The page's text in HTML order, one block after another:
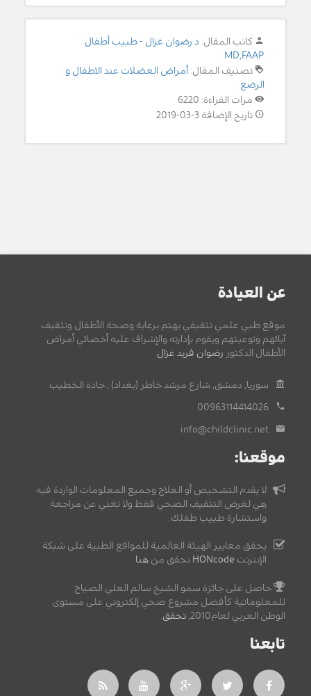
كاتب المقال: د.رضوان غزال - طبيب أطفال
MD,FAAP
تصنيف المقال: أمراض العضلات عند الاطفال و
الرضع
مرات القراءة: 6220
تاريخ الإضافة 3-03-2019
عن العيادة
موقع طبي علمي تثقيفي يهتم برعاية وصحة الأطفال وتثقيف
آبائهم وتوعيتهم ويقوم بإدارته والإشراف عليه أخصائي أمراض
الأطفال الدكتور رضوان فريد غزال
سوريا, دمشق, شارع مرشد خاطر (بغداد) , جادة الخطيب.
00963114414026
info@childclinic.net
موقعنا:
لا يقدم التشخيص أو العلاج وجميع المعلومات الواردة فيه
هي لغرض التثقيف الصحي فقط ولا تغني عن مراجعة
واستشارة طبيب طفلك.
يحقق معايير الهيئة العالمية للمواقع الطبية على شبكة
الإنترنت HONcode تحقق من هنا
حاصل على جائزة سمو الشيخ سالم العلي الصباح
للمعلوماتية كأفضل مشروع صحي إلكتروني على مستوى
الوطن العربي لعام2010,
تحقق
تابعنا